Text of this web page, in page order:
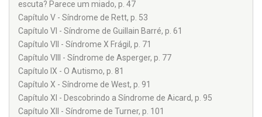
escuta? Parece um miado, p. 47
Capítulo V - Síndrome de Rett, p. 53
Capítulo VI - Síndrome de Guillain Barré, p. 61
Capítulo VII - Síndrome X Frágil, p. 71
Capítulo VIII - Síndrome de Asperger, p. 77
Capítulo IX - O Autismo, p. 81
Capítulo X - Síndrome de West, p. 91
Capítulo XI - Descobrindo a Síndrome de Aicard, p. 95
Capítulo XII - Síndrome de Turner, p. 101